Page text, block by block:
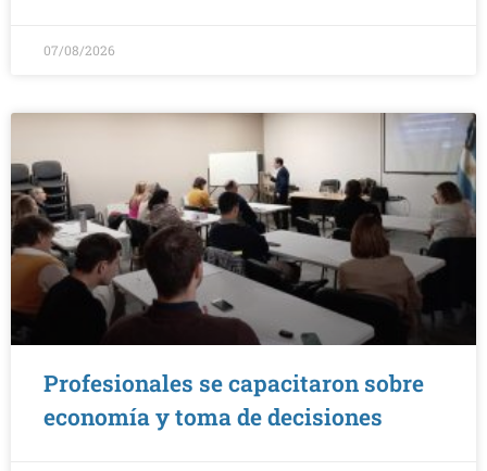
07/08/2026
Profesionales se capacitaron sobre
economía y toma de decisiones